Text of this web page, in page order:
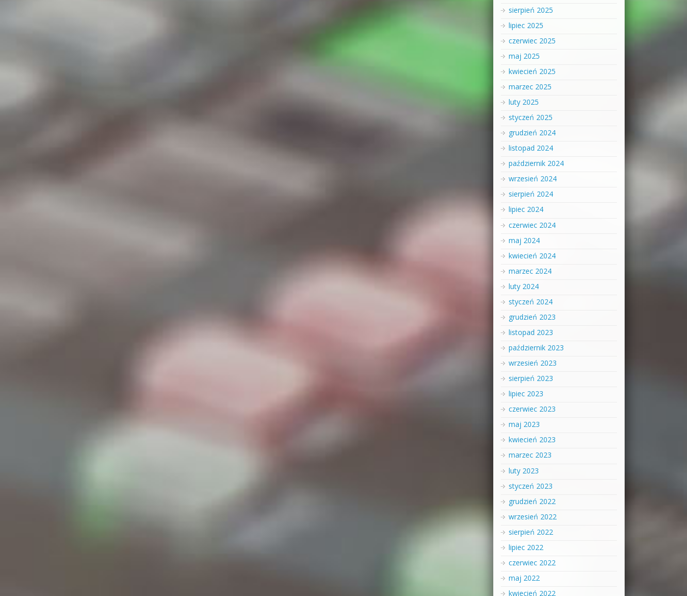
sierpień 2025
lipiec 2025
czerwiec 2025
maj 2025
kwiecień 2025
marzec 2025
luty 2025
styczeń 2025
grudzień 2024
listopad 2024
październik 2024
wrzesień 2024
sierpień 2024
lipiec 2024
czerwiec 2024
maj 2024
kwiecień 2024
marzec 2024
luty 2024
styczeń 2024
grudzień 2023
listopad 2023
październik 2023
wrzesień 2023
sierpień 2023
lipiec 2023
czerwiec 2023
maj 2023
kwiecień 2023
marzec 2023
luty 2023
styczeń 2023
grudzień 2022
wrzesień 2022
sierpień 2022
lipiec 2022
czerwiec 2022
maj 2022
kwiecień 2022